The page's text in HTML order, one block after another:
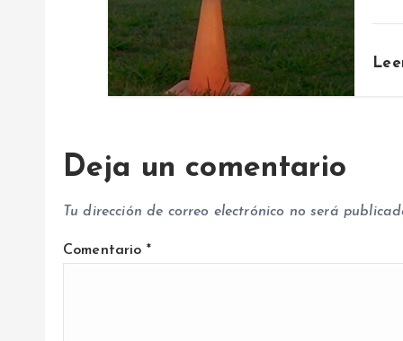
d
a
s
Deja un comentario
Tu dirección de correo electrónico no será
Comentario *